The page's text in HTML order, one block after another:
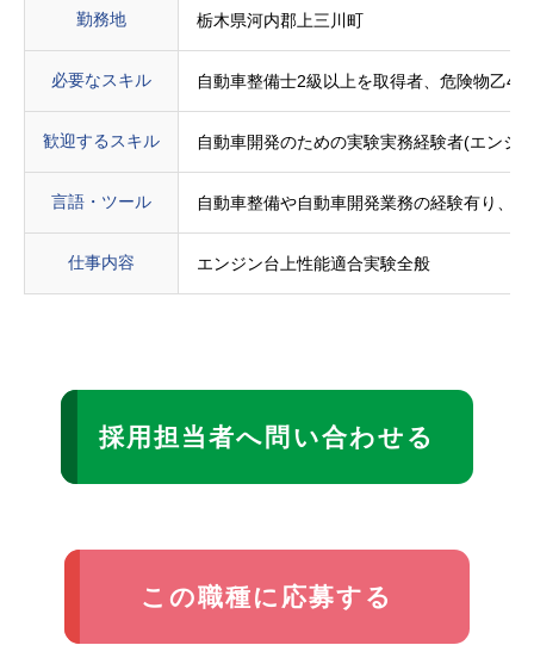
勤務地 栃木県河内郡上三川町
必要なスキル 自動車整備士2級以上を取得者、危険物乙4
歓迎するスキル 自動車開発のための実験実務経験者(エンジ
言語・ツール 自動車整備や自動車開発業務の経験有り、
仕事内容 エンジン台上性能適合実験全般
採用担当者へ問い合わせる
この職種に応募する